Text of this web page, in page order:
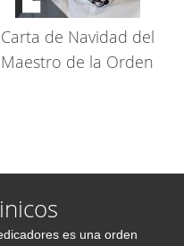
Carta de Navidad del
Maestro de la Orden
es una orden